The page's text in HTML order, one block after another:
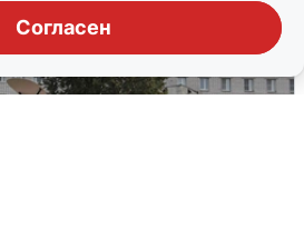
Согласен